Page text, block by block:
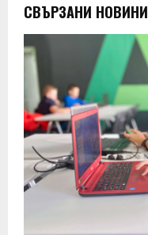
СВЪРЗАНИ НОВИНИ